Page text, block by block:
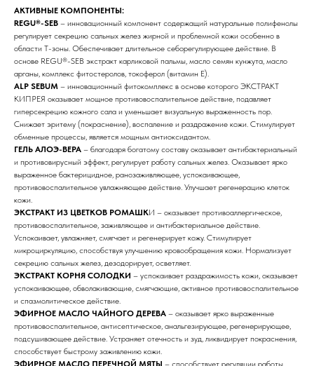
АКТИВНЫЕ КОМПОНЕНТЫ:
REGU®-SEB – инновационный компонент содержащий натуральные полифенолы
регулирует секрецию сальных желез жирной и проблемной кожи особенно в
области Т-зоны. Обеспечивает длительное себорегулирующее действие. В
основе REGU®-SEB экстракт карликовой пальмы, масло семян кунжута, масло
арганы, комплекс фитостеролов, токоферол (витамин Е).
ALP SEBUM – инновационный фитокомплекс в основе которого ЭКСТРАКТ
КИПРЕЯ оказывает мощное противовоспалительное действие, подавляет
гиперсекрецию кожного сала и уменьшает визуальную выраженность пор.
Снижает эритему (покраснение), воспаление и раздражение кожи. Стимулирует
обменные процессы, является мощным антиоксидантом.
ГЕЛЬ АЛОЭ-ВЕРА – благодаря богатому составу оказывает антибактериальный
и противовирусный эффект, регулирует работу сальных желез. Оказывает ярко
выраженное бактерицидное, ранозаживляющее, успокаивающее,
противовоспалительное увлажняющее действие. Улучшает регенерацию клеток
кожи.
ЭКСТРАКТ ИЗ ЦВЕТКОВ РОМАШКИ – оказывает противоаллергическое,
противовоспалительное, заживляющее и антибактериальное действие.
Успокаивает, увлажняет, смягчает и регенерирует кожу. Стимулирует
микроциркуляцию, способствуя улучшению кровообращения кожи. Нормализует
секрецию сальных желез, дезодорирует, осветляет.
ЭКСТРАКТ КОРНЯ СОЛОДКИ – успокаивает раздражимость кожи, оказывает
успокаивающее, обволакивающие, смягчающие, активное противовоспалительное
и спазмолитическое действие.
ЭФИРНОЕ МАСЛО ЧАЙНОГО ДЕРЕВА – оказывает ярко выраженные
противовоспалительное, антисептическое, анальгезирующее, регенерирующее,
подсушивающее действие. Устраняет отечность и зуд, ликвидирует покраснения,
способствует быстрому заживлению кожи.
ЭФИРНОЕ МАСЛО ПЕРЕЧНОЙ МЯТЫ – способствует регуляции работы